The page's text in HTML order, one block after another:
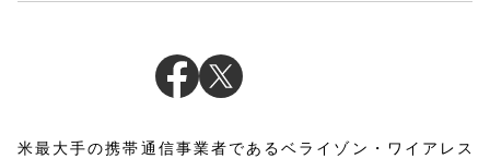
米最大手の携帯通信事業者であるベライゾン・ワイアレス